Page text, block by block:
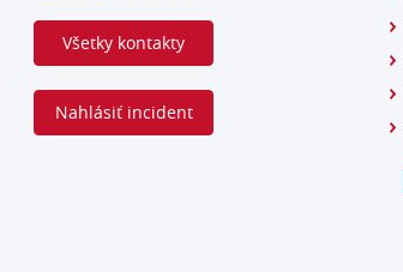
Všetky kontakty
Nahlásiť incident